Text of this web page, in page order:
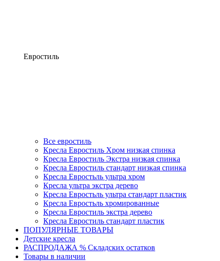
Евростиль
Все евростиль
Кресла Евростиль Хром низкая спинка
Кресла Евростиль Экстра низкая спинка
Кресла Евростиль стандарт низкая спинка
Кресла Евростьль ультра хром
Кресла ультра экстра дерево
Кресла Евростьль ультра стандарт пластик
Кресла Евростьль хромированные
Кресла Евростиль экстра дерево
Кресла Евростиль стандарт пластик
ПОПУЛЯРНЫЕ ТОВАРЫ
Детские кресла
РАСПРОДАЖА % Складских остатков
Товары в наличии